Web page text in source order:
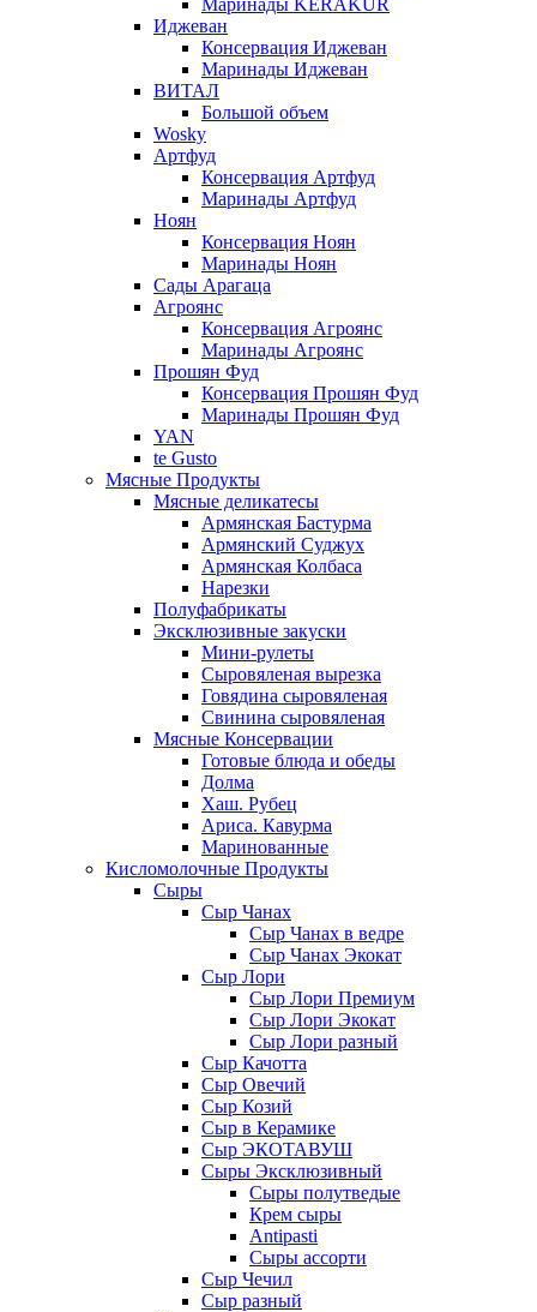
Маринады KERAKUR
Иджеван
Консервация Иджеван
Маринады Иджеван
ВИТАЛ
Большой объем
Wosky
Артфуд
Консервация Артфуд
Маринады Артфуд
Ноян
Консервация Ноян
Маринады Ноян
Сады Арагаца
Агроянс
Консервация Агроянс
Маринады Агроянс
Прошян Фуд
Консервация Прошян Фуд
Маринады Прошян Фуд
YAN
te Gusto
Мясные Продукты
Мясные деликатесы
Армянская Бастурма
Армянский Суджух
Армянская Колбаса
Нарезки
Полуфабрикаты
Эксклюзивные закуски
Мини-рулеты
Сыровяленая вырезка
Говядина сыровяленая
Свинина сыровяленая
Мясные Консервации
Готовые блюда и обеды
Долма
Хаш. Рубец
Ариса. Кавурма
Маринованные
Кисломолочные Продукты
Сыры
Сыр Чанах
Сыр Чанах в ведре
Сыр Чанах Экокат
Сыр Лори
Сыр Лори Премиум
Сыр Лори Экокат
Сыр Лори разный
Сыр Качотта
Сыр Овечий
Сыр Козий
Сыр в Керамике
Сыр ЭКОТАВУШ
Сыры Эксклюзивный
Сыры полутведые
Крем сыры
Antipasti
Сыры ассорти
Сыр Чечил
Сыр разный